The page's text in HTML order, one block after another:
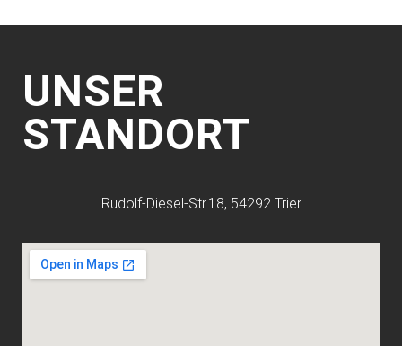
UNSER
STANDORT
Rudolf-Diesel-Str.18, 54292 Trier